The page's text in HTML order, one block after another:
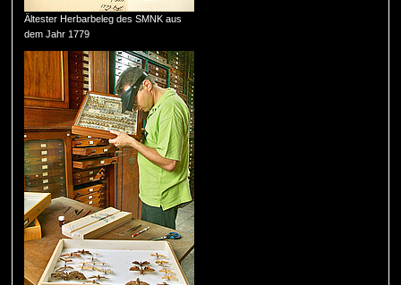
Ältester Herbarbeleg des SMNK aus
dem Jahr 1779